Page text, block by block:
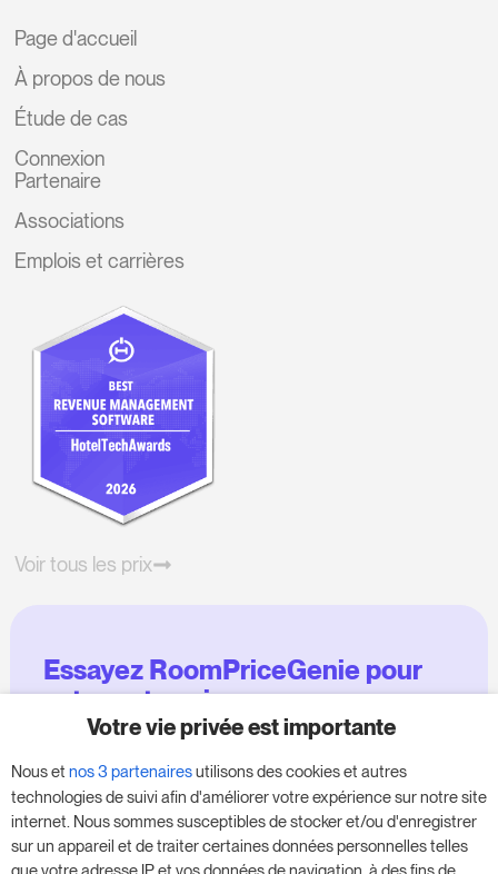
Page d'accueil
À propos de nous
Étude de cas
Connexion
Partenaire
Associations
Emplois et carrières
Voir tous les prix
Essayez RoomPriceGenie pour
votre entreprise
donnez un coup de fouet à votre entreprise,
sans aucune obligation.
Réservez une réunion pour commencer votre
Votre vie privée est importante
Nous et nos 3 partenairesutilisons des cookies et autres
technologies de suivi afin d'améliorer votre expérience sur notre site
internet. Nous sommes susceptibles de stocker et/ou d'enregistrer
sur un appareil et de traiter certaines données personnelles telles